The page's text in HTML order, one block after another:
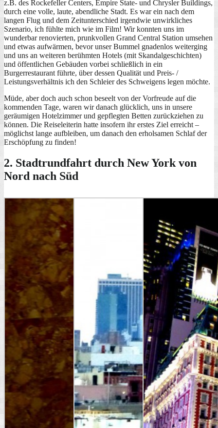
z.B. des Rockefeller Centers, Empire State- und Chrysler Buildings,
durch eine volle, laute, abendliche Stadt. Es war ein nach dem
langen Flug und dem Zeitunterschied irgendwie unwirkliches
Szenario, ich fühlte mich wie im Film! Wir konnten uns im
wunderbar renovierten, prunkvollen Grand Central Station umsehen
und etwas aufwärmen, bevor unser Bummel gnadenlos weiterging
und uns an weiteren berühmten Hotels (mit Skandalgeschichten)
und öffentlichen Gebäuden vorbei schließlich in ein
Burgerrestaurant führte, über dessen Qualität und Preis- /
Leistungsverhältnis ich den Schleier des Schweigens legen möchte.
Müde, aber doch auch schon beseelt von der Vorfreude auf die
kommenden Tage, waren wir danach glücklich, uns in unsere
geräumigen Hotelzimmer und gepflegten Betten zurückziehen zu
können. Die Reiseleiterin hatte insofern ihr erstes Ziel erreicht –
möglichst lange aufbleiben, um danach den erholsamen Schlaf der
Erschöpfung zu finden!
2. Stadtrundfahrt durch New York von
Nord nach Süd